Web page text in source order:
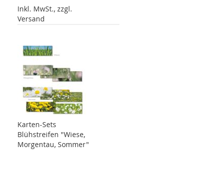
Inkl. MwSt., zzgl.
Versand
Karten-Sets
Blühstreifen "Wiese,
Morgentau, Sommer"